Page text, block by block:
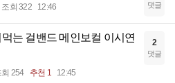
조회 322 12:46 댓글
는 걸밴드 메인보컬 이시연
회 254 추천 1 12:45
2
댓글